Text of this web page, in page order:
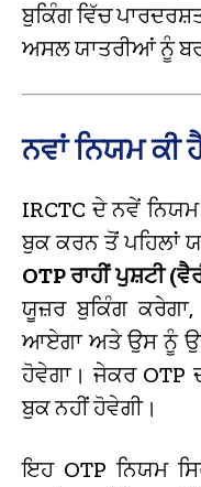
ਬੁਕਿੰਗ ਵਿੱਚ
ਅਸਲ ਯਾਤਰੀਆਂ ਨੂੰ
ਨਵਾਂ ਨਿਯਮ ਕੀ
IRCTC ਦੇ ਨਵੇਂ
ਬੁਕ ਕਰਨ ਤੋਂ ਪਹਿਲਾਂ
OTP ਰਾਹੀਂ ਪੁਸ਼ਟੀ
ਯੂਜ਼ਰ ਬੁਕਿੰਗ
ਆਏਗਾ ਅਤੇ ਉਸ ਨੂੰ
ਹੋਵੇਗਾ। ਜੇਕਰ OTP
ਬੁਕ ਨਹੀਂ ਹੋਵੇਗੀ।
ਇਹ OTP ਨਿਯਮ